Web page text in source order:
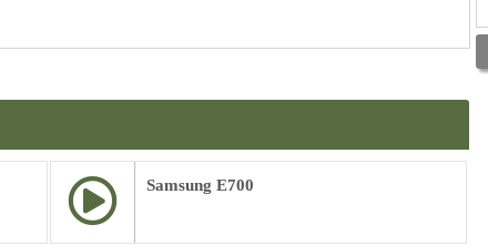
Samsung E700